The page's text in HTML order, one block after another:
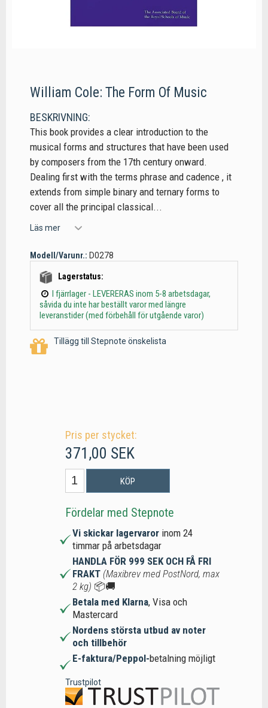
William Cole: The Form Of Music
BESKRIVNING:
This book provides a clear introduction to the
musical forms and structures that have been used
by composers from the 17th century onward.
Dealing first with the terms phrase and cadence , it
extends from simple binary and ternary forms to
cover all the principal classical...
Läs mer
Modell/Varunr.: D0278
Lagerstatus:
I fjärrlager - LEVERERAS inom 5-8 arbetsdagar,
såvida du inte har beställt varor med längre
leveranstider (med förbehåll för utgående varor)
Tillägg till Stepnote önskelista
Pris per stycket:
371,00 SEK
KÖP
Fördelar med Stepnote
Vi skickar lagervaror inom 24
timmar på arbetsdagar
HANDLA FÖR 999 SEK OCH FÅ FRI
FRAKT (Maxibrev med PostNord, max
2 kg) 📦🚚
Betala med Klarna, Visa och
Mastercard
Nordens största utbud av noter
och tillbehör
E-faktura/Peppol-betalning möjligt
Trustpilot